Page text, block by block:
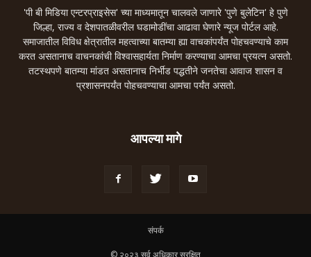
'पी बी मिडिया एन्टरप्राइसेस' च्या माध्यमातून चालवले जाणारे 'पुणे बुलेटिन' हे पुणे
जिल्हा, राज्य व देशपातळीवरील घडामोडींचा आढावा घेणारे न्यूज पोर्टल आहे.
समाजातील विविध क्षेत्रातील महत्वाच्या बातम्या ह्या वाचकांपर्यंत पोहचवण्याचे काम
करत असतानाच वाचनकांची विश्वासहार्यता निर्माण करण्याचा आमचा प्रयत्न असतो.
तटस्थपणे बातम्या मांडत असतानाच निर्भीड पद्धतीने जनतेचा आवाज शासन व
प्रशासनपर्यंत पोहचवण्याचा आमचा पर्यंत असतो.
आपल्या मागे
संपर्क
© २०२३ सर्व अधिकार सुरक्षित